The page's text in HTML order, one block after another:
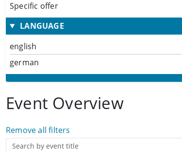
Specific offer
LANGUAGE
english
german
Event Overview
Remove all filters